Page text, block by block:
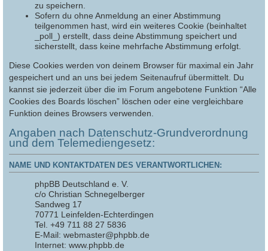
zu speichern.
Sofern du ohne Anmeldung an einer Abstimmung
teilgenommen hast, wird ein weiteres Cookie (beinhaltet
_poll_) erstellt, dass deine Abstimmung speichert und
sicherstellt, dass keine mehrfache Abstimmung erfolgt.
Diese Cookies werden von deinem Browser für maximal ein Jahr
gespeichert und an uns bei jedem Seitenaufruf übermittelt. Du
kannst sie jederzeit über die im Forum angebotene Funktion “Alle
Cookies des Boards löschen” löschen oder eine vergleichbare
Funktion deines Browsers verwenden.
Angaben nach Datenschutz-Grundverordnung
und dem Telemediengesetz:
NAME UND KONTAKTDATEN DES VERANTWORTLICHEN:
phpBB Deutschland e. V.
c/o Christian Schnegelberger
Sandweg 17
70771 Leinfelden-Echterdingen
Tel. +49 711 88 27 5836
E-Mail: webmaster@phpbb.de
Internet: www.phpbb.de